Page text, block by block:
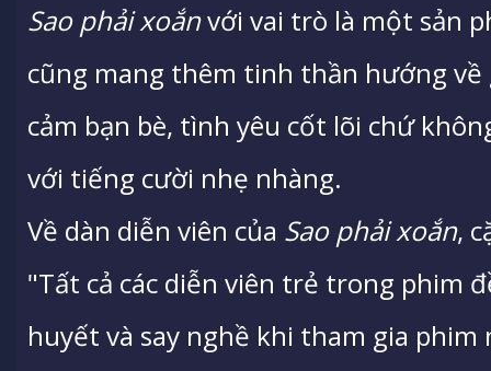
Sao phải xoắnvới vai trò là một sản
cũng mang thêm tinh thần hướng về
cảm bạn bè, tình yêu cốt lõi chứ
với tiếng cười nhẹ nhàng.
Về dàn diễn viên của Sao phải xoắn,
"Tất cả các diễn viên trẻ trong phim
huyết và say nghề khi tham gia phim